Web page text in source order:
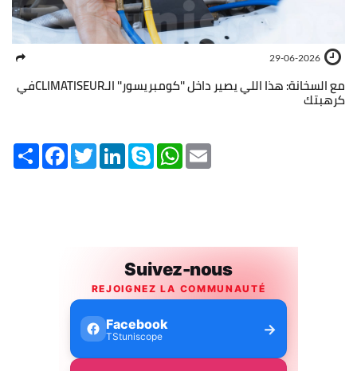
29-06-2026
مع السخانة: هذا اللي يصير داخل ''كومبريسور'' الـCLIMATISEURفي
كرهبتك
Share FacebookTwitterLinkedInSkype WhatsApp